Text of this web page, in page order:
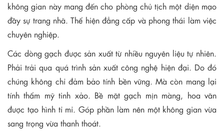
không gian này mang đến cho phòng chủ tịch một diện mạo
đầy sự trang nhã. Thể hiện đẳng cấp và phong thái làm việc
chuyên nghiệp.
Các dòng gạch được sản xuất từ nhiều nguyên liệu tự nhiên.
Phải trải qua quá trình sản xuất công nghệ hiện đại. Do đó
chúng không chỉ đảm bảo tính bền vững. Mà còn mang lại
tính thẩm mỹ tinh xảo. Bề mặt gạch mịn màng, hoa văn
được tạo hình tỉ mỉ. Góp phần làm nên một không gian vừa
sang trọng vừa thanh thoát.